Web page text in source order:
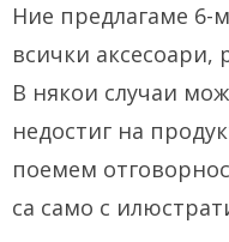
Ние предлагаме 6-
всички аксесоари,
В някои случаи
недостиг на
поемем
са само с